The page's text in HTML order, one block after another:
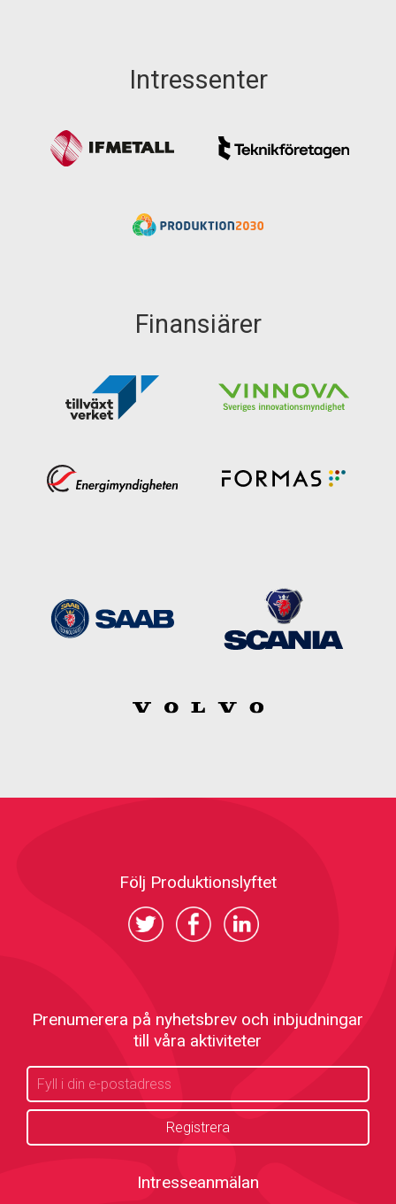
Intressenter
Finansiärer
Följ Produktionslyftet
Prenumerera på nyhetsbrev och inbjudningar
till våra aktiviteter
Intresseanmälan